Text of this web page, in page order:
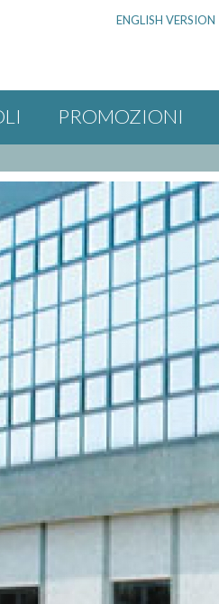
ENGLISH VERSION
PROMOZIONI